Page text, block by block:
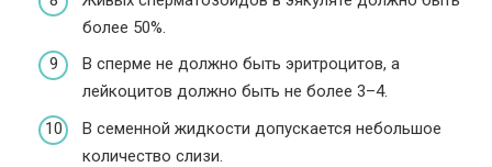
более 50%.
В сперме не должно быть эритроцитов, а
лейкоцитов должно быть не более 3–4.
В семенной жидкости допускается небольшое
количество слизи.